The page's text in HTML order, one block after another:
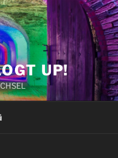
UP!